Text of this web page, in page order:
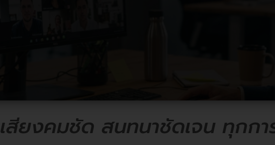
เสียงคมชัด สนทนาชัดเจน ทุกกา